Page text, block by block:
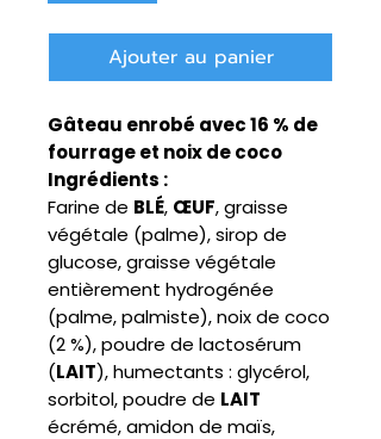
Ajouter au panier
Gâteau enrobé avec 16 % de
fourrage et noix de coco
Ingrédients :
Farine de BLÉ, ŒUF, graisse
végétale (palme), sirop de
glucose, graisse végétale
entièrement hydrogénée
(palme, palmiste), noix de coco
(2 %), poudre de lactosérum
(LAIT), humectants : glycérol,
sorbitol, poudre de LAIT
écrémé, amidon de maïs,